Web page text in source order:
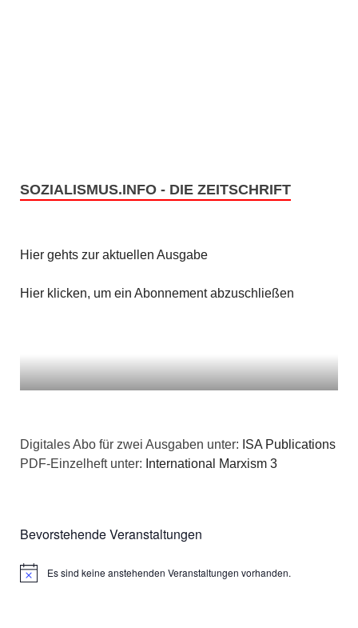
SOZIALISMUS.INFO - DIE ZEITSCHRIFT
Hier gehts zur aktuellen Ausgabe
Hier klicken, um ein Abonnement abzuschließen
Digitales Abo für zwei Ausgaben unter: ISA Publications
PDF-Einzelheft unter: International Marxism 3
Bevorstehende Veranstaltungen
HinweisEs sind keine anstehenden Veranstaltungen vorhanden.